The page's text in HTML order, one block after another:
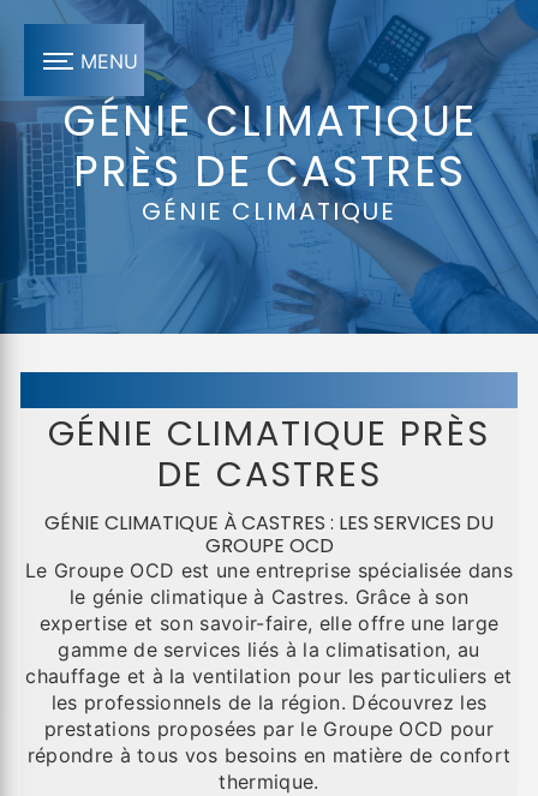
MENU
GÉNIE CLIMATIQUE
PRÈS DE CASTRES
GÉNIE CLIMATIQUE
GÉNIE CLIMATIQUE PRÈS
DE CASTRES
GÉNIE CLIMATIQUE À CASTRES : LES SERVICES DU
GROUPE OCD
Le Groupe OCD est une entreprise spécialisée dans
le génie climatique à Castres. Grâce à son
expertise et son savoir-faire, elle offre une large
gamme de services liés à la climatisation, au
chauffage et à la ventilation pour les particuliers et
les professionnels de la région. Découvrez les
prestations proposées par le Groupe OCD pour
répondre à tous vos besoins en matière de confort
thermique.
Panneau de gestion des cookies